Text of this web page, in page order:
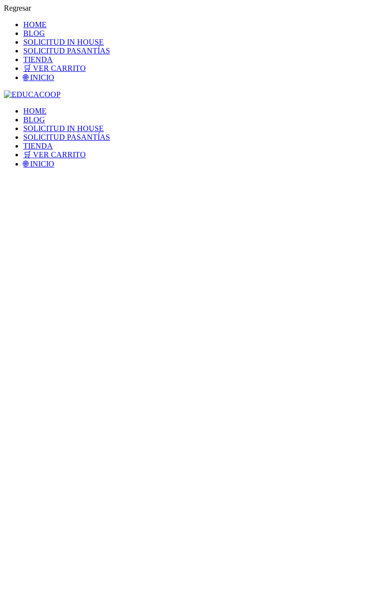
Regresar
HOME
BLOG
SOLICITUD IN HOUSE
SOLICITUD PASANTÍAS
TIENDA
🛒 VER CARRITO
🌐 INICIO
HOME
BLOG
SOLICITUD IN HOUSE
SOLICITUD PASANTÍAS
TIENDA
🛒 VER CARRITO
🌐 INICIO